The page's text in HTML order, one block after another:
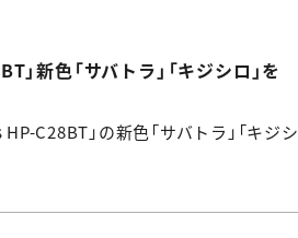
色「サバトラ」「キジシロ」を
C28BT」の新色「サバトラ」「キジシ